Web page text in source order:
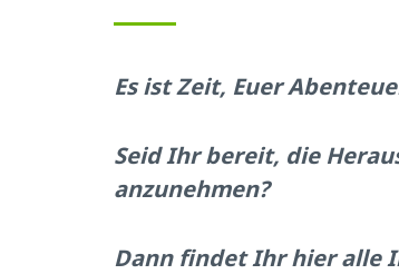
Es ist Zeit, Euer
Seid Ihr bereit, die
anzunehmen?
Dann findet Ihr hier alle